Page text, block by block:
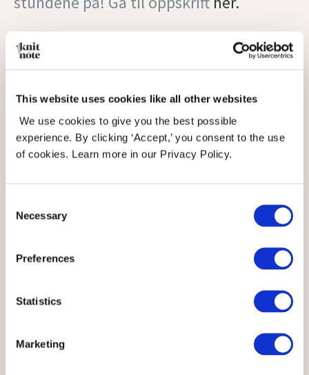
This website uses cookies like all other websites
We use cookies to give you the best possible
experience. By clicking ‘Accept,’ you consent to the use
of cookies. Learn more in our Privacy Policy.
Selection
Necessary
Preferences
Statistics
Marketing
Bildene er lånt av @